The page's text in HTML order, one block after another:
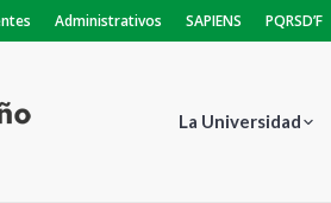
Administrativos SAPIENS PQRSD’F
La Universidad